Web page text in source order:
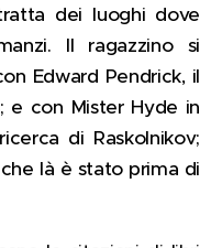
dei luoghi dove
Il ragazzino si
Edward Pendrick, il
e con Mister Hyde in
di Raskolnikov;
là è stato prima di